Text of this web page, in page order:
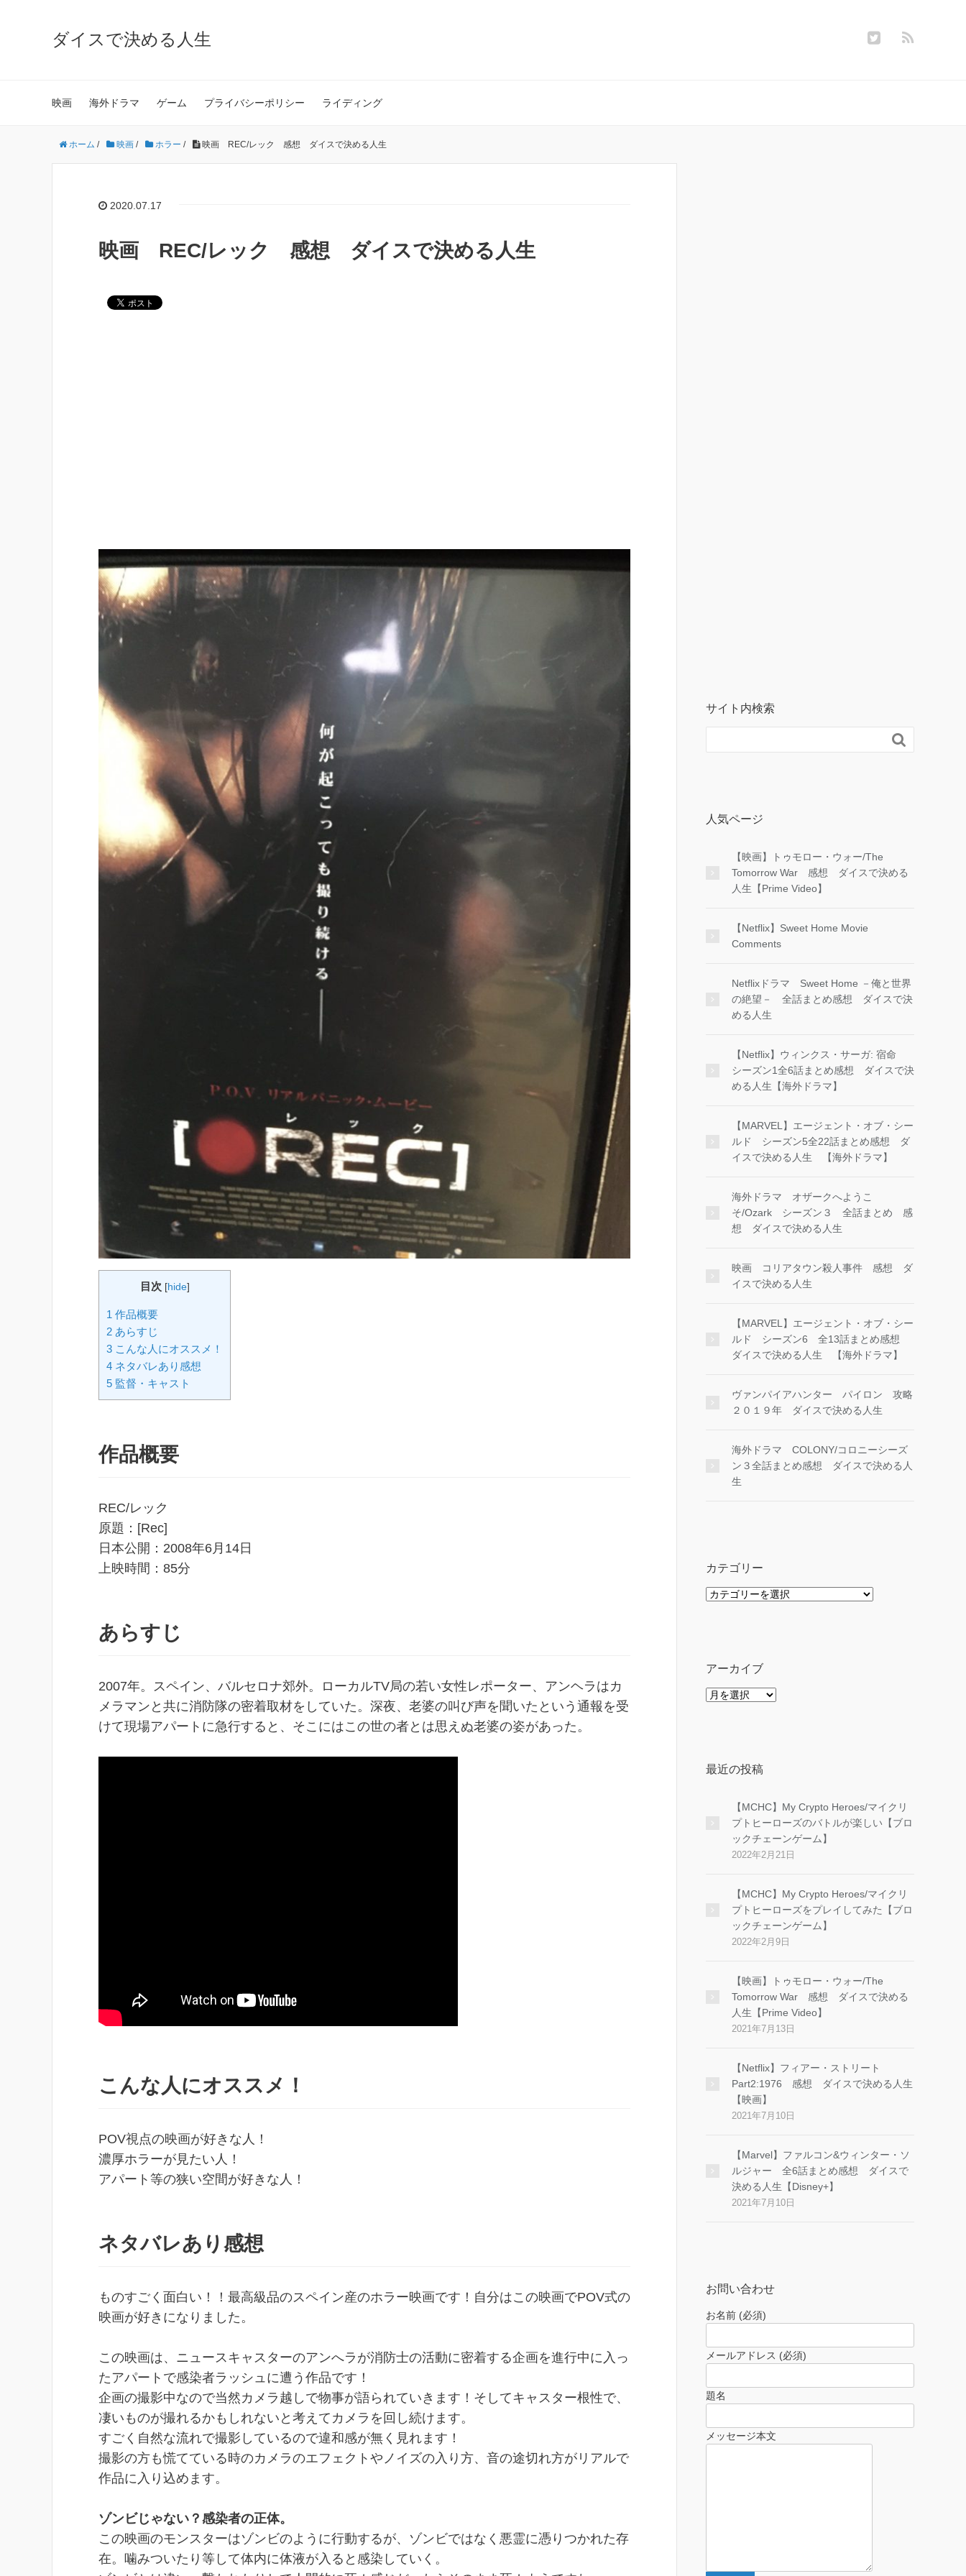
ダイスで決める人生
映画 海外ドラマ ゲーム プライバシーポリシー ライディング
ホーム / 映画 / ホラー / 映画 REC/レック 感想 ダイスで決める人生
2020.07.17
映画 REC/レック 感想 ダイスで決める人生
目次 [hide]
1 作品概要
2 あらすじ
3 こんな人にオススメ！
4 ネタバレあり感想
5 監督・キャスト
作品概要
REC/レック
原題：[Rec]
日本公開：2008年6月14日
上映時間：85分
あらすじ
2007年。スペイン、バルセロナ郊外。ローカルTV局の若い女性レポーター、アンヘラはカ
メラマンと共に消防隊の密着取材をしていた。深夜、老婆の叫び声を聞いたという通報を受
けて現場アパートに急行すると、そこにはこの世の者とは思えぬ老婆の姿があった。
こんな人にオススメ！
POV視点の映画が好きな人！
濃厚ホラーが見たい人！
アパート等の狭い空間が好きな人！
ネタバレあり感想
ものすごく面白い！！最高級品のスペイン産のホラー映画です！自分はこの映画でPOV式の
映画が好きになりました。
この映画は、ニュースキャスターのアンへラが消防士の活動に密着する企画を進行中に入っ
たアパートで感染者ラッシュに遭う作品です！
企画の撮影中なので当然カメラ越しで物事が語られていきます！そしてキャスター根性で、
凄いものが撮れるかもしれないと考えてカメラを回し続けます。
すごく自然な流れで撮影しているので違和感が無く見れます！
撮影の方も慌てている時のカメラのエフェクトやノイズの入り方、音の途切れ方がリアルで
作品に入り込めます。
ゾンビじゃない？感染者の正体。
この映画のモンスターはゾンビのように行動するが、ゾンビではなく悪霊に憑りつかれた存
在。噛みついたり等して体内に体液が入ると感染していく。
サイト内検索

人気ページ
【映画】トゥモロー・ウォー/The
Tomorrow War 感想 ダイスで決める
人生【Prime Video】
【Netflix】Sweet Home Movie
Comments
Netflixドラマ Sweet Home －俺と世界
の絶望－ 全話まとめ感想 ダイスで決
める人生
【Netflix】ウィンクス・サーガ: 宿命
シーズン1全6話まとめ感想 ダイスで決
める人生【海外ドラマ】
【MARVEL】エージェント・オブ・シー
ルド シーズン5全22話まとめ感想 ダ
イスで決める人生 【海外ドラマ】
海外ドラマ オザークへようこ
そ/Ozark シーズン３ 全話まとめ 感
想 ダイスで決める人生
映画 コリアタウン殺人事件 感想 ダ
イスで決める人生
【MARVEL】エージェント・オブ・シー
ルド シーズン6 全13話まとめ感想
ダイスで決める人生 【海外ドラマ】
ヴァンパイアハンター パイロン 攻略
２０１９年 ダイスで決める人生
海外ドラマ COLONY/コロニーシーズ
ン３全話まとめ感想 ダイスで決める人
生
カテゴリー
カ
アーカイブ
ア
最近の投稿
【MCHC】My Crypto Heroes/マイクリ
プトヒーローズのバトルが楽しい【ブロ
ックチェーンゲーム】
2022年2月21日
【MCHC】My Crypto Heroes/マイクリ
プトヒーローズをプレイしてみた【ブロ
ックチェーンゲーム】
2022年2月9日
【映画】トゥモロー・ウォー/The
Tomorrow War 感想 ダイスで決める
人生【Prime Video】
2021年7月13日
【Netflix】フィアー・ストリート
Part2:1976 感想 ダイスで決める人生
【映画】
2021年7月10日
【Marvel】ファルコン&ウィンター・ソ
ルジャー 全6話まとめ感想 ダイスで
決める人生【Disney+】
2021年7月10日
お問い合わせ
お名前 (必須)
メールアドレス (必須)
題名
メッセージ本文